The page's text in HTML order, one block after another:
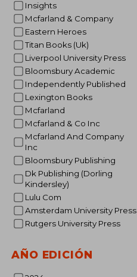
Insights
Mcfarland & Company
Eastern Heroes
Titan Books (Uk)
Liverpool University Press
Bloomsbury Academic
Independently Published
Lexington Books
Mcfarland
Mcfarland & Co Inc
Mcfarland And Company
Inc
Bloomsbury Publishing
Dk Publishing (Dorling
Kindersley)
Lulu Com
Amsterdam University Press
Rutgers University Press
AÑO EDICIÓN